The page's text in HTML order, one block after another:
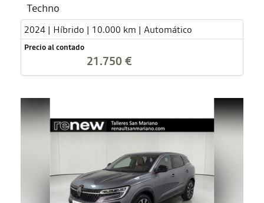
Techno
2024 | Híbrido | 10.000 km | Automático
Precio al contado
21.750 €